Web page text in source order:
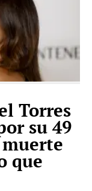
Torres
su 49
que